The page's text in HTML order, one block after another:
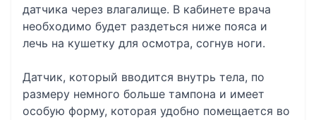
датчика через влагалище. В кабинете врача
необходимо будет раздеться ниже пояса и
лечь на кушетку для осмотра, согнув ноги.
Датчик, который вводится внутрь тела, по
размеру немного больше тампона и имеет
особую форму, которая удобно помещается во